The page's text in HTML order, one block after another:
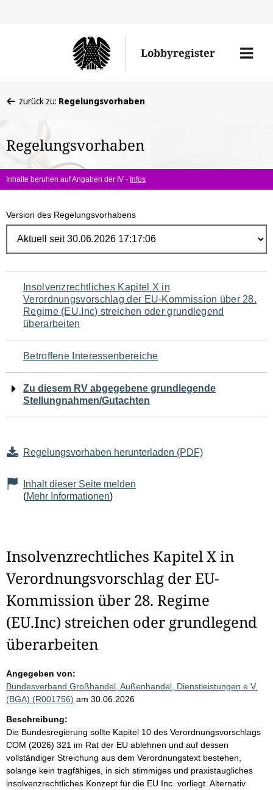
Lobbyregister
Menü
befinden
hier:
zurück zu: Regelungsvorhaben
Regelungsvorhaben
Inhalte beruhen auf Angaben der IV - Infos
Version des Regelungsvorhabens
Navigation
für
den
Seiteninhalt
Insolvenzrechtliches Kapitel X in
Verordnungsvorschlag der EU-Kommission über 28.
Regime (EU.Inc) streichen oder grundlegend
überarbeiten
Betroffene Interessenbereiche
Zu diesem RV abgegebene grundlegende
Stellungnahmen/Gutachten
Regelungsvorhaben herunterladen (PDF)
Inhalt dieser Seite melden
(Mehr Informationen)
Insolvenzrechtliches Kapitel X in
Verordnungsvorschlag der EU-
Kommission über 28. Regime
(EU.Inc) streichen oder grundlegend
überarbeiten
Angegeben von:
Bundesverband Großhandel, Außenhandel, Dienstleistungen e.V.
(BGA) (R001756) am 30.06.2026
Beschreibung:
Die Bundesregierung sollte Kapitel 10 des Verordnungsvorschlags
COM (2026) 321 im Rat der EU ablehnen und auf dessen
vollständiger Streichung aus dem Verordnungstext bestehen,
solange kein tragfähiges, in sich stimmiges und praxistaugliches
insolvenzrechtliches Konzept für die EU Inc. vorliegt. Alternativ